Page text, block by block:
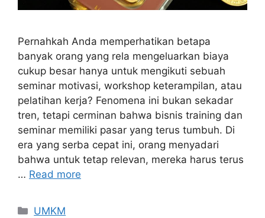
Pernahkah Anda memperhatikan betapa
banyak orang yang rela mengeluarkan biaya
cukup besar hanya untuk mengikuti sebuah
seminar motivasi, workshop keterampilan, atau
pelatihan kerja? Fenomena ini bukan sekadar
tren, tetapi cerminan bahwa bisnis training dan
seminar memiliki pasar yang terus tumbuh. Di
era yang serba cepat ini, orang menyadari
bahwa untuk tetap relevan, mereka harus terus
… Read more
UMKM